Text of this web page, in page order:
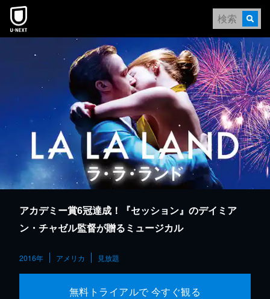
本文へスキップ
アカデミー賞6冠達成！『セッション』のデイミア
ン・チャゼル監督が贈るミュージカル
2016年 アメリカ 見放題
無料トライアルで 今すぐ観る